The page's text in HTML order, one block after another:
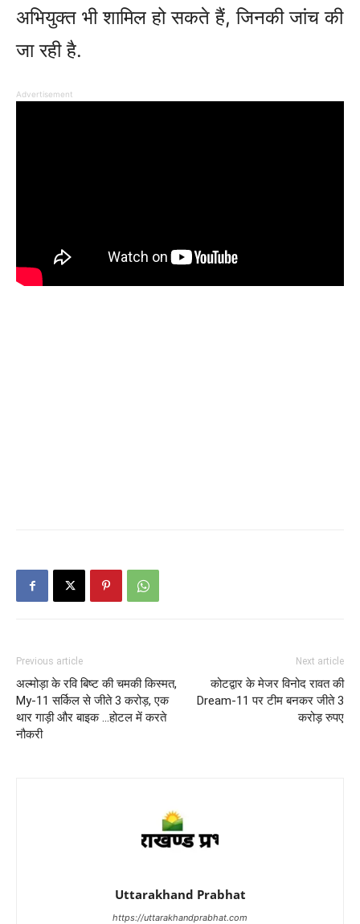
अभियुक्त भी शामिल हो सकते हैं, जिनकी जांच की
जा रही है.
Advertisement
Previous article
अल्मोड़ा के रवि बिष्ट की चमकी किस्मत,
My-11 सर्किल से जीते 3 करोड़, एक
थार गाड़ी और बाइक …होटल में करते
नौकरी
Next article
कोटद्वार के मेजर विनोद रावत की
Dream-11 पर टीम बनकर जीते 3
करोड़ रुपए
Uttarakhand Prabhat
https://uttarakhandprabhat.com